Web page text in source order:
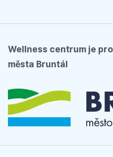
Wellness centrum je
města Bruntál